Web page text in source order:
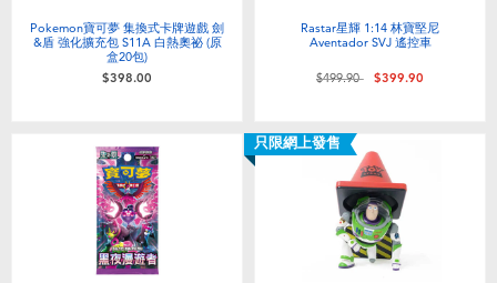
Pokemon寶可夢 集換式卡牌遊戲 劍
&盾 強化擴充包 S11A 白熱奧祕 (原
盒20包)
$398.00
Rastar星輝 1:14 林寶堅尼
Aventador SVJ 遙控車
價格從
$499.90至$399.90
只限網上發售